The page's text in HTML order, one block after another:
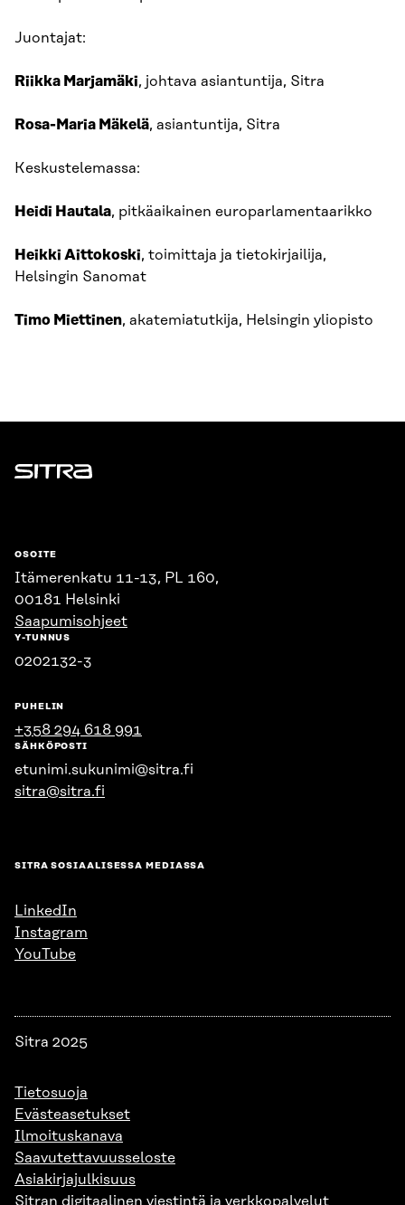
Juontajat:
Riikka Marjamäki, johtava asiantuntija, Sitra
Rosa-Maria Mäkelä, asiantuntija, Sitra
Keskustelemassa:
Heidi Hautala, pitkäaikainen europarlamentaarikko
Heikki Aittokoski, toimittaja ja tietokirjailija,
Helsingin Sanomat
Timo Miettinen, akatemiatutkija, Helsingin yliopisto
Sitra
OSOITE
Itämerenkatu 11-13, PL 160,
00181 Helsinki
Saapumisohjeet
Y-TUNNUS
0202132-3
PUHELIN
+358 294 618 991
SÄHKÖPOSTI
etunimi.sukunimi@sitra.fi
sitra@sitra.fi
SITRA SOSIAALISESSA MEDIASSA
LinkedIn
Instagram
YouTube
Sitra 2025
Tietosuoja
Evästeasetukset
Ilmoituskanava
Saavutettavuusseloste
Asiakirjajulkisuus
Sitran digitaalinen viestintä ja verkkopalvelut